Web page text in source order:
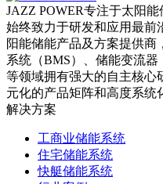
JAZZ POWER专注于太阳
始终致力于研发和应用最前
阳能储能产品及方案提供商
系统（BMS）、储能变流器
等领域拥有强大的自主核心
元化的产品矩阵和高度系统
解决方案
工商业储能系统
住宅储能系统
快艇储能系统